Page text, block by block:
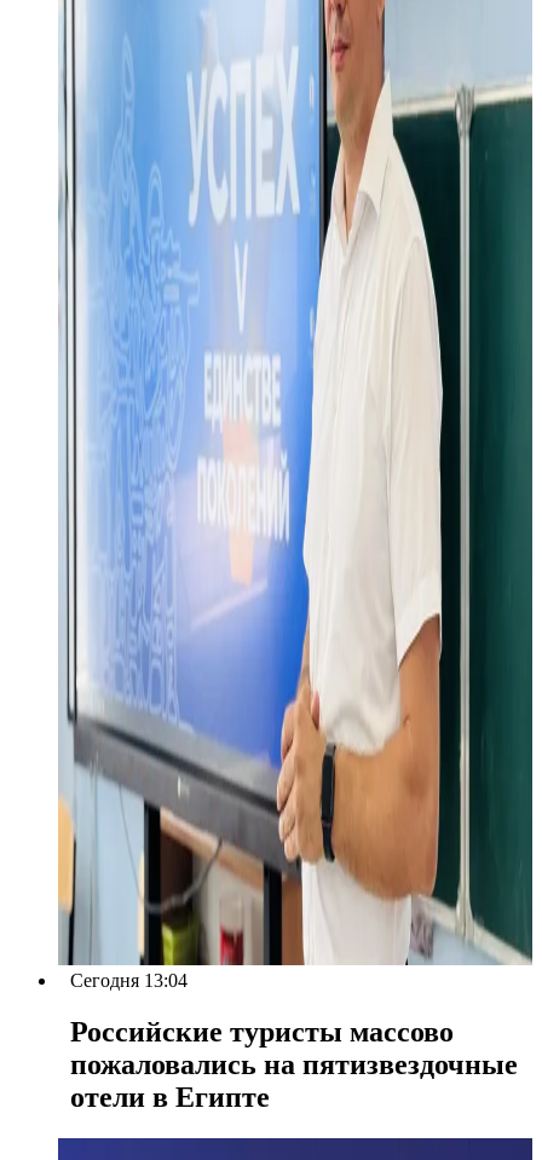
Сегодня 13:04
Российские туристы массово
пожаловались на пятизвездочные
отели в Египте